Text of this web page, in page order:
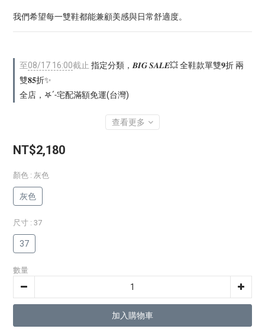
我們希望每一雙鞋都能兼顧美感與日常舒適度。
至08/17 16:00截止 指定分類，𝑩𝑰𝑮 𝑺𝑨𝑳𝑬💥 全鞋款單雙𝟗折 兩
雙𝟖𝟓折✨
全店，𖤐ˊ˗宅配滿額免運(台灣)
查看更多
NT$2,180
顏色 : 灰色
灰色
尺寸 : 37
37
數量
加入購物車